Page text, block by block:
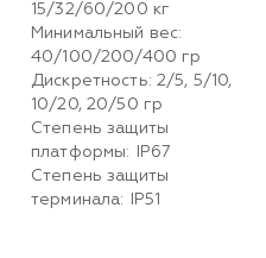
15/32/60/200 кг
Минимальный вес:
40/100/200/400 гр
Дискретность: 2/5, 5/10,
10/20, 20/50 гр
Степень защиты
платформы: IP67
Степень защиты
терминала: IP51